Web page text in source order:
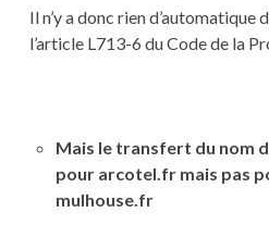
Il n’y a donc rien d’automatique
l’article L713-6 du Code de la
Mais le transfert du nom
pour arcotel.fr mais pas
mulhouse.fr